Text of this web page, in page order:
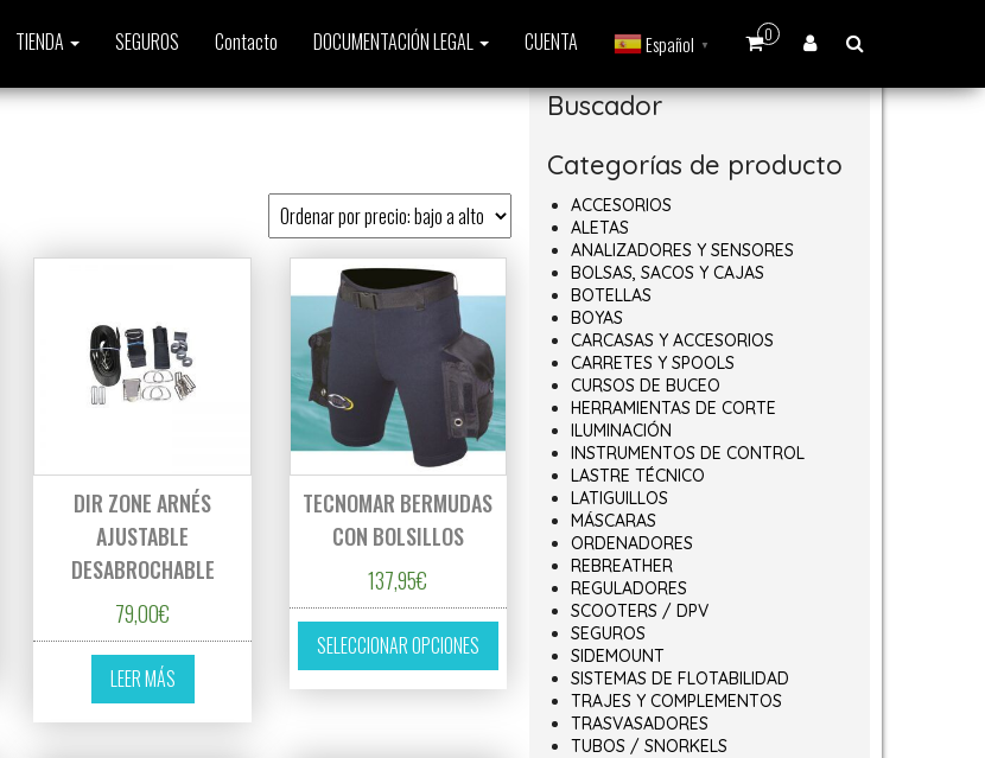
0
TIENDA SEGUROS Contacto DOCUMENTACIÓN LEGAL CUENTA Español ▼
Este producto tiene múltiples variantes. Las opciones se pueden elegir en la página de producto
DIR ZONE ARNÉS
AJUSTABLE
DESABROCHABLE
79,00€
LEER MÁS
TECNOMAR BERMUDAS
CON BOLSILLOS
137,95€
SELECCIONAR OPCIONES
Este producto tiene múltiples variantes. Las opciones se pueden
Buscador
Categorías de producto
ACCESORIOS
ALETAS
ANALIZADORES Y SENSORES
BOLSAS, SACOS Y CAJAS
BOTELLAS
BOYAS
CARCASAS Y ACCESORIOS
CARRETES Y SPOOLS
CURSOS DE BUCEO
HERRAMIENTAS DE CORTE
ILUMINACIÓN
INSTRUMENTOS DE CONTROL
LASTRE TÉCNICO
LATIGUILLOS
MÁSCARAS
ORDENADORES
REBREATHER
REGULADORES
SCOOTERS / DPV
SEGUROS
SIDEMOUNT
SISTEMAS DE FLOTABILIDAD
TRAJES Y COMPLEMENTOS
TRASVASADORES
TUBOS / SNORKELS